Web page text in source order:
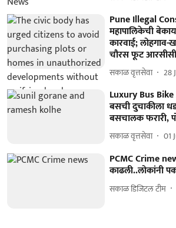
Pune Illegal
महापालिकेची
कारवाई; लोहगाव-
चौरस फूट आरसीसी
सकाळ वृत्तसेवा 28
Luxury Bus
बसची दुचाकीला
बसचालक फरारी,
सकाळ वृत्तसेवा 01
PCMC Crime
काढली..लोकांनी
सकाळ डिजिटल टीम